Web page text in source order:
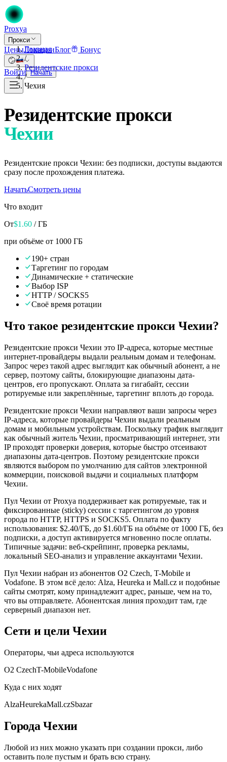
Proxya
Прокси
ЦеныЛокацииБлог Бонус
Войти Начать
Главная
/
Резидентские прокси
/
Чехия
Резидентские прокси
Чехии
Резидентские прокси Чехии: без подписки, доступы выдаются
сразу после прохождения платежа.
НачатьСмотреть цены
Что входит
От$1.60 / ГБ
при объёме от 1000 ГБ
190+ стран
Таргетинг по городам
Динамические + статические
Выбор ISP
HTTP / SOCKS5
Своё время ротации
Что такое резидентские прокси Чехии?
Резидентские прокси Чехии это IP-адреса, которые местные
интернет-провайдеры выдали реальным домам и телефонам.
Запрос через такой адрес выглядит как обычный абонент, а не
сервер, поэтому сайты, блокирующие диапазоны дата-
центров, его пропускают. Оплата за гигабайт, сессии
ротируемые или закреплённые, таргетинг вплоть до города.
Резидентские прокси Чехии направляют ваши запросы через
IP-адреса, которые провайдеры Чехии выдали реальным
домам и мобильным устройствам. Поскольку трафик выглядит
как обычный житель Чехии, просматривающий интернет, эти
IP проходят проверки доверия, которые быстро отсеивают
диапазоны дата-центров. Поэтому резидентские прокси
являются выбором по умолчанию для сайтов электронной
коммерции, поисковой выдачи и социальных платформ
Чехии.
Пул Чехии от Proxya поддерживает как ротируемые, так и
фиксированные (sticky) сессии с таргетингом до уровня
города по HTTP, HTTPS и SOCKS5. Оплата по факту
использования: $2.40/ГБ, до $1.60/ГБ на объёме от 1000 ГБ, без
подписки, а доступ активируется мгновенно после оплаты.
Типичные задачи: веб-скрейпинг, проверка рекламы,
локальный SEO-анализ и управление аккаунтами Чехии.
Пул Чехии набран из абонентов O2 Czech, T-Mobile и
Vodafone. В этом всё дело: Alza, Heureka и Mall.cz и подобные
сайты смотрят, кому принадлежит адрес, раньше, чем на то,
что вы отправляете. Абонентская линия проходит там, где
серверный диапазон нет.
Сети и цели Чехии
Операторы, чьи адреса используются
O2 CzechT-MobileVodafone
Куда с них ходят
AlzaHeurekaMall.czSbazar
Города Чехии
Любой из них можно указать при создании прокси, либо
оставить поле пустым и брать всю страну.